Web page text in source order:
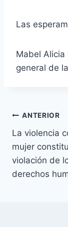
Las
Mabel Alicia
general de
de
ANTERIOR
La violencia
mujer
violación de
derechos